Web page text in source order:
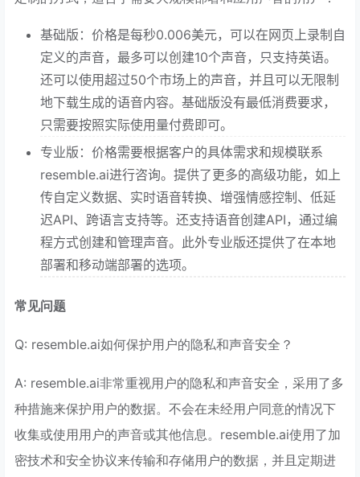
基础版：价格是每秒0.006美元，可以在网页上录制自
定义的声音，最多可以创建10个声音，只支持英语。
还可以使用超过50个市场上的声音，并且可以无限制
地下载生成的语音内容。基础版没有最低消费要求，
只需要按照实际使用量付费即可。
专业版：价格需要根据客户的具体需求和规模联系
resemble.ai进行咨询。提供了更多的高级功能，如上
传自定义数据、实时语音转换、增强情感控制、低延
迟API、跨语言支持等。还支持语音创建API，通过编
程方式创建和管理声音。此外专业版还提供了在本地
部署和移动端部署的选项。
常见问题
Q: resemble.ai如何保护用户的隐私和声音安全？
A: resemble.ai非常重视用户的隐私和声音安全，采用了多
种措施来保护用户的数据。不会在未经用户同意的情况下
收集或使用用户的声音或其他信息。resemble.ai使用了加
密技术和安全协议来传输和存储用户的数据，并且定期进